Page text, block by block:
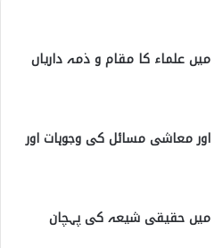
میں علماء کا مقام و ذمہ داریاں
اور معاشی مسائل کی وجوہات اور
میں حقیقی شیعہ کی پہچان